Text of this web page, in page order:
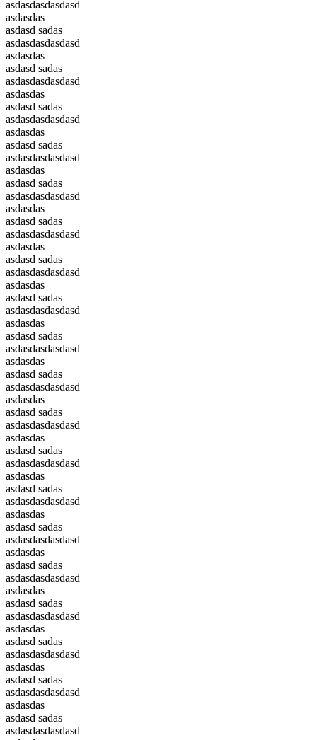
asdasdasdasdasd
asdasdas
asdasd sadas
asdasdasdasdasd
asdasdas
asdasd sadas
asdasdasdasdasd
asdasdas
asdasd sadas
asdasdasdasdasd
asdasdas
asdasd sadas
asdasdasdasdasd
asdasdas
asdasd sadas
asdasdasdasdasd
asdasdas
asdasd sadas
asdasdasdasdasd
asdasdas
asdasd sadas
asdasdasdasdasd
asdasdas
asdasd sadas
asdasdasdasdasd
asdasdas
asdasd sadas
asdasdasdasdasd
asdasdas
asdasd sadas
asdasdasdasdasd
asdasdas
asdasd sadas
asdasdasdasdasd
asdasdas
asdasd sadas
asdasdasdasdasd
asdasdas
asdasd sadas
asdasdasdasdasd
asdasdas
asdasd sadas
asdasdasdasdasd
asdasdas
asdasd sadas
asdasdasdasdasd
asdasdas
asdasd sadas
asdasdasdasdasd
asdasdas
asdasd sadas
asdasdasdasdasd
asdasdas
asdasd sadas
asdasdasdasdasd
asdasdas
asdasd sadas
asdasdasdasdasd